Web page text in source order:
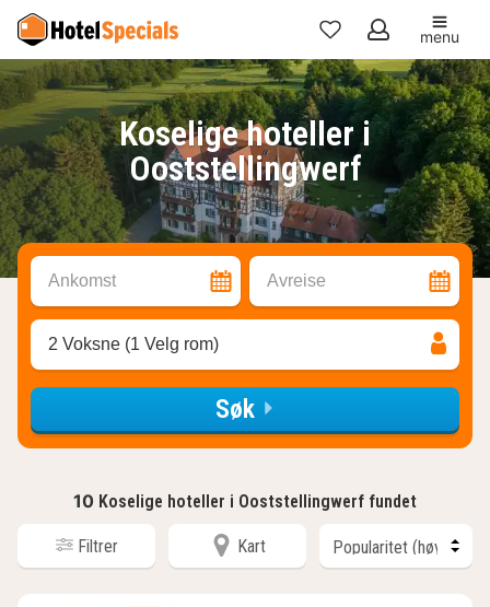
Mine
favoritter
menu
Koselige hoteller i
Ooststellingwerf
Ankomst Avreise
2 Voksne (1 Velg rom)
Søk
10 Koselige hoteller i Ooststellingwerf fundet
Filtrer Kart